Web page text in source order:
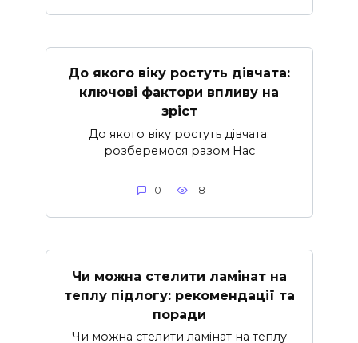
До якого віку ростуть дівчата:
ключові фактори впливу на
зріст
До якого віку ростуть дівчата:
розберемося разом Нас
0 18
Чи можна стелити ламінат на
теплу підлогу: рекомендації та
поради
Чи можна стелити ламінат на теплу